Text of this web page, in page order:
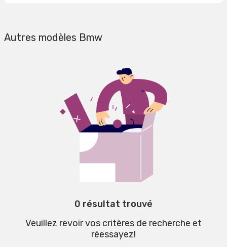
Autres modèles Bmw
0 résultat trouvé
Veuillez revoir vos critères de recherche et
réessayez!